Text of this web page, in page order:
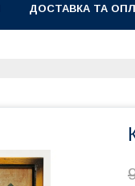
ДОСТАВКА ТА